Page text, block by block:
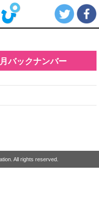
バックナンバー
All rights reserved.